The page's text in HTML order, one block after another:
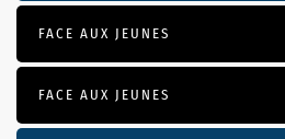
FACE AUX JEUNES
FACE AUX JEUNES